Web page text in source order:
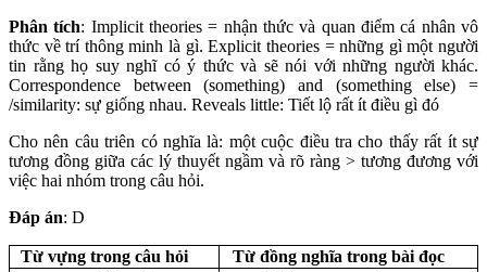
Phân tích: Implicit theories = nhận thức và quan điểm cá nhân vô
thức về trí thông minh là gì. Explicit theories = những gì một người
tin rằng họ suy nghĩ có ý thức và sẽ nói với những người khác.
Correspondence between (something) and (something else) =
/similarity: sự giống nhau. Reveals little: Tiết lộ rất ít điều gì đó
Cho nên câu triên có nghĩa là: một cuộc điều tra cho thấy rất ít sự
tương đồng giữa các lý thuyết ngầm và rõ ràng > tương đương với
việc hai nhóm trong câu hỏi.
Đáp án: D
Từ vựng trong câu hỏi
Từ đồng nghĩa trong bài đọc